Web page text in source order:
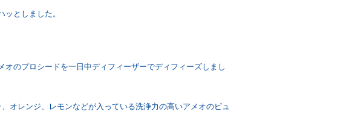
としました。
のプロシードを一日中ディフィーザーでディフィーズしまし
オレンジ、レモンなどが入っている洗浄力の高いアメオのピュ